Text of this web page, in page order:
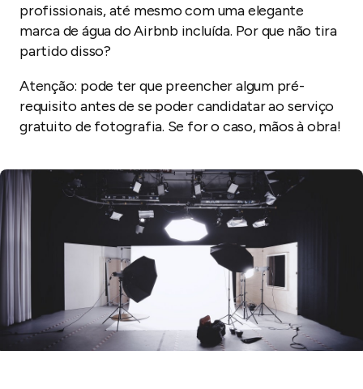
profissionais, até mesmo com uma elegante
marca de água do Airbnb incluída. Por que não tira
partido disso?
Atenção: pode ter que preencher algum pré-
requisito antes de se poder candidatar ao serviço
gratuito de fotografia. Se for o caso, mãos à obra!